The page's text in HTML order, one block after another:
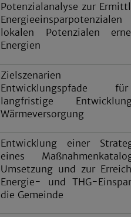
Potenzialanalyse zur
lokalen Potenzialen
Energien
Zielszenarien
Entwicklungspfade
langfristige
Wärmeversorgung
Entwicklung einer
eines
Umsetzung und zur
Energie- und THG-
die Gemeinde